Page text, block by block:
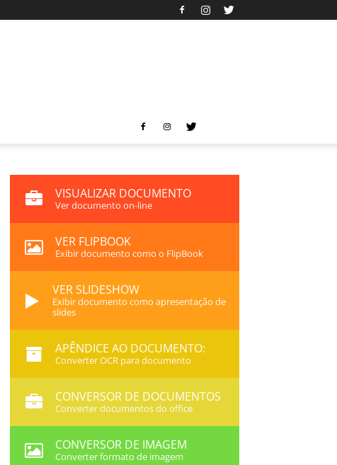
VISUALIZAR DOCUMENTO
Ver documento on-line
VER FLIPBOOK
Exibir documento como o FlipBook
VER SLIDESHOW
Exibir documento como apresentação de
slides
APÊNDICE AO DOCUMENTO:
Converter OCR para documento
CONVERSOR DE DOCUMENTOS
Converter documentos do office
CONVERSOR DE IMAGEM
Converter formato de imagem